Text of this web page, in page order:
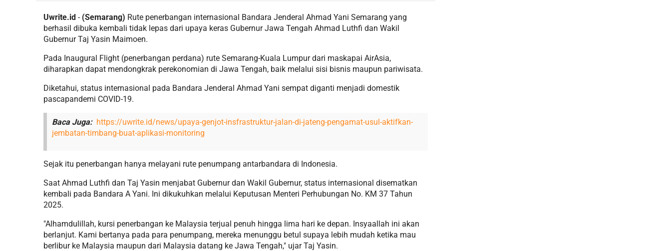
Uwrite.id - (Semarang) Rute penerbangan internasional Bandara Jenderal Ahmad Yani Semarang yang
berhasil dibuka kembali tidak lepas dari upaya keras Gubernur Jawa Tengah Ahmad Luthfi dan Wakil
Gubernur Taj Yasin Maimoen.
Pada Inaugural Flight (penerbangan perdana) rute Semarang-Kuala Lumpur dari maskapai AirAsia,
diharapkan dapat mendongkrak perekonomian di Jawa Tengah, baik melalui sisi bisnis maupun pariwisata.
Diketahui, status internasional pada Bandara Jenderal Ahmad Yani sempat diganti menjadi domestik
pascapandemi COVID-19.
Baca Juga: https://uwrite.id/news/upaya-genjot-insfrastruktur-jalan-di-jateng-pengamat-usul-aktifkan-
jembatan-timbang-buat-aplikasi-monitoring
Sejak itu penerbangan hanya melayani rute penumpang antarbandara di Indonesia.
Saat Ahmad Luthfi dan Taj Yasin menjabat Gubernur dan Wakil Gubernur, status internasional disematkan
kembali pada Bandara A Yani. Ini dikukuhkan melalui Keputusan Menteri Perhubungan No. KM 37 Tahun
2025.
"Alhamdulillah, kursi penerbangan ke Malaysia terjual penuh hingga lima hari ke depan. Insyaallah ini akan
berlanjut. Kami bertanya pada para penumpang, mereka menunggu betul supaya lebih mudah ketika mau
berlibur ke Malaysia maupun dari Malaysia datang ke Jawa Tengah," ujar Taj Yasin.